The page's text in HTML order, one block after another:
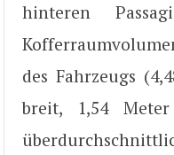
hinteren
des Fahrzeugs
breit, 1,54